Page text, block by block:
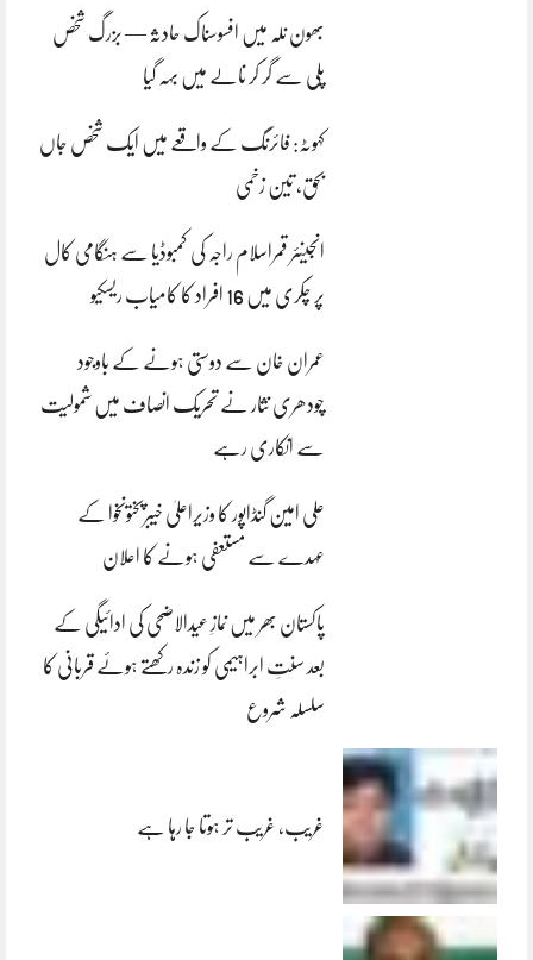
بھون نلہ میں افسوسناک حادثہ — بزرگ شخص
پلی سے گر کر نالے میں بہہ گیا
کہوٹہ: فائرنگ کے واقعے میں ایک شخص جاں
بحق، تین زخمی
انجینئر قمراسلام راجہ کی کمبوڈیا سے ہنگامی کال
پر چکری میں 16 افراد کا کامیاب ریسکیو
عمران خان سے دوستی ہونے کے باوجود
چودھری نثار نے تحریک انصاف میں شمولیت
سے انکاری رہے
علی امین گنڈاپور کا وزیراعلیٰ خیبرپختونخوا کے
عہدے سے مستعفی ہونے کا اعلان
پاکستان بھر میں نمازِ عیدالاضحی کی ادائیگی کے
بعد سنتِ ابراہیمی کو زندہ رکھتے ہوئے قربانی کا
سلسلہ شروع
غریب، غریب تر ہوتا جا رہا ہے